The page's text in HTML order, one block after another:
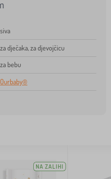
siva
za dječaka, za djevojčicu
za bebu
Ourbaby®
NA ZALIHI